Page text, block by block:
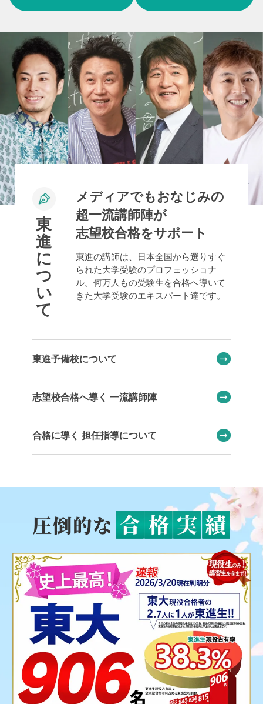
東海 愛知県 岐阜県
関西 大阪府 兵庫県
中国 山口県
九州 福岡県 熊本県 長崎県
東
進
に
つ
い
て
メディアでもおなじみの
超一流講師陣が
志望校合格をサポート
東進の講師は、日本全国から選りすぐ
られた大学受験のプロフェッショナ
ル。何万人もの受験生を合格へ導いて
きた大学受験のエキスパート達です。
東進予備校について
志望校合格へ導く 一流講師陣
合格に導く 担任指導について